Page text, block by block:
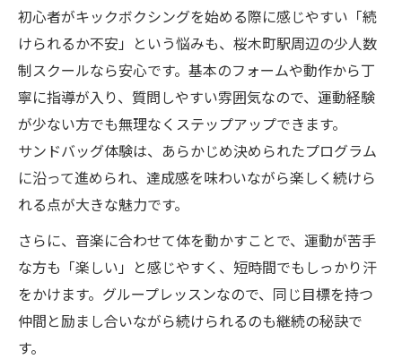
初心者がキックボクシングを始める際に感じやすい「続
けられるか不安」という悩みも、桜木町駅周辺の少人数
制スクールなら安心です。基本のフォームや動作から丁
寧に指導が入り、質問しやすい雰囲気なので、運動経験
が少ない方でも無理なくステップアップできます。
サンドバッグ体験は、あらかじめ決められたプログラム
に沿って進められ、達成感を味わいながら楽しく続けら
れる点が大きな魅力です。
さらに、音楽に合わせて体を動かすことで、運動が苦手
な方も「楽しい」と感じやすく、短時間でもしっかり汗
をかけます。グループレッスンなので、同じ目標を持つ
仲間と励まし合いながら続けられるのも継続の秘訣で
す。